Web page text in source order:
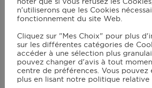
pétrir/concasser, mettez
battus la crème et la noix
muscade. Salez et poivrez,
mixez en vitesse 7 pendant
n'utiliserons que les Cookies
fonctionnement du site Web.
Cliquez sur "Mes Choix" pour plus
sur les différentes catégories de
accéder à une sélection plus
pouvez changer d'avis à tout
centre de préférences. Vous pouvez
plus en lisant notre politique relative